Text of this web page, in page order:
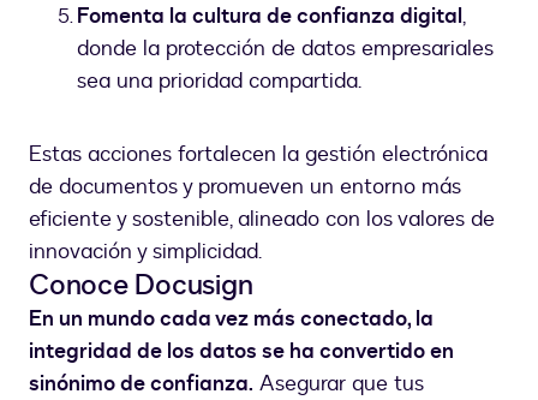
Fomenta la cultura de confianza digital,
donde la protección de datos empresariales
sea una prioridad compartida.
Estas acciones fortalecen la gestión electrónica
de documentos y promueven un entorno más
eficiente y sostenible, alineado con los valores de
innovación y simplicidad.
Conoce Docusign
En un mundo cada vez más conectado, la
integridad de los datos se ha convertido en
sinónimo de confianza. Asegurar que tus